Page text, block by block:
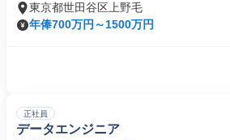
東京都世田谷区上野毛
年俸700万円～1500万円
正社員
データエンジニア